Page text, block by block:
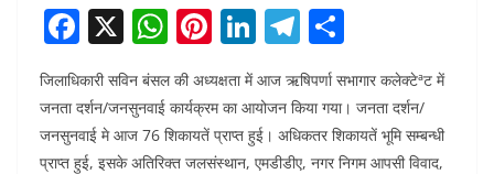
F
a
c
e
X W
h
at
s
Pi
nt
er
e
Li
n
k
e
T
el
e
gr
ar
e
जिलाधिकारी सविन बंसल की अध्यक्षता में आज ऋषिपर्णा सभागार कलेक्टेªट में
जनता दर्शन/जनसुनवाई कार्यक्रम का आयोजन किया गया। जनता दर्शन/
जनसुनवाई मे आज 76 शिकायतें प्राप्त हुई। अधिकतर शिकायतें भूमि सम्बन्धी
प्राप्त हुई, इसके अतिरिक्त जलसंस्थान, एमडीडीए, नगर निगम आपसी विवाद,